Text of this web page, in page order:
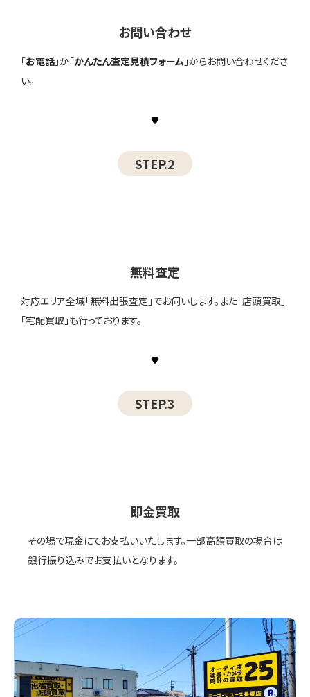
お問い合わせ
「お電話 」か「かんたん査定見積フォーム 」からお問い合わせくださ
い。
STEP.2
無料査定
対応エリア全域「無料出張査定」でお伺いします。また「店頭買取」
「宅配買取」も行っております。
STEP.3
即金買取
その場で現金にてお支払いいたします。一部高額買取の場合は
銀行振り込みでお支払いとなります。